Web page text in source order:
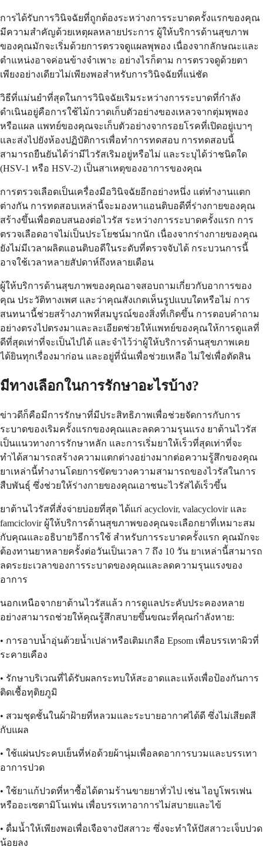
การได้รับการวินิจฉัยที่ถูกต้องระหว่างการระบาดครั้งแรกของคุณ
มีความสำคัญด้วยเหตุผลหลายประการ ผู้ให้บริการด้านสุขภาพ
ของคุณมักจะเริ่มด้วยการตรวจดูแผลพุพอง เนื่องจากลักษณะและ
ตำแหน่งอาจค่อนข้างจำเพาะ อย่างไรก็ตาม การตรวจดูด้วยตา
เพียงอย่างเดียวไม่เพียงพอสำหรับการวินิจฉัยที่แน่ชัด
วิธีที่แม่นยำที่สุดในการวินิจฉัยเริมระหว่างการระบาดที่กำลัง
ดำเนินอยู่คือการใช้ไม้กวาดเก็บตัวอย่างของเหลวจากตุ่มพุพอง
หรือแผล แพทย์ของคุณจะเก็บตัวอย่างจากรอยโรคที่เปิดอยู่เบาๆ
และส่งไปยังห้องปฏิบัติการเพื่อทำการทดสอบ การทดสอบนี้
สามารถยืนยันได้ว่ามีไวรัสเริมอยู่หรือไม่ และระบุได้ว่าชนิดใด
(HSV-1 หรือ HSV-2) เป็นสาเหตุของอาการของคุณ
การตรวจเลือดเป็นเครื่องมือวินิจฉัยอีกอย่างหนึ่ง แต่ทำงานแตก
ต่างกัน การทดสอบเหล่านี้จะมองหาแอนติบอดีที่ร่างกายของคุณ
สร้างขึ้นเพื่อตอบสนองต่อไวรัส ระหว่างการระบาดครั้งแรก การ
ตรวจเลือดอาจไม่เป็นประโยชน์มากนัก เนื่องจากร่างกายของคุณ
ยังไม่มีเวลาผลิตแอนติบอดีในระดับที่ตรวจจับได้ กระบวนการนี้
อาจใช้เวลาหลายสัปดาห์ถึงหลายเดือน
ผู้ให้บริการด้านสุขภาพของคุณอาจสอบถามเกี่ยวกับอาการของ
คุณ ประวัติทางเพศ และว่าคุณสังเกตเห็นรูปแบบใดหรือไม่ การ
สนทนานี้ช่วยสร้างภาพที่สมบูรณ์ของสิ่งที่เกิดขึ้น การตอบคำถาม
อย่างตรงไปตรงมาและละเอียดช่วยให้แพทย์ของคุณให้การดูแลที่
ดีที่สุดเท่าที่จะเป็นไปได้ และจำไว้ว่าผู้ให้บริการด้านสุขภาพเคย
ได้ยินทุกเรื่องมาก่อน และอยู่ที่นั่นเพื่อช่วยเหลือ ไม่ใช่เพื่อตัดสิน
มีทางเลือกในการรักษาอะไรบ้าง?
ข่าวดีก็คือมีการรักษาที่มีประสิทธิภาพเพื่อช่วยจัดการกับการ
ระบาดของเริมครั้งแรกของคุณและลดความรุนแรง ยาต้านไวรัส
เป็นแนวทางการรักษาหลัก และการเริ่มยาให้เร็วที่สุดเท่าที่จะ
ทำได้สามารถสร้างความแตกต่างอย่างมากต่อความรู้สึกของคุณ
ยาเหล่านี้ทำงานโดยการขัดขวางความสามารถของไวรัสในการ
สืบพันธุ์ ซึ่งช่วยให้ร่างกายของคุณเอาชนะไวรัสได้เร็วขึ้น
ยาต้านไวรัสที่สั่งจ่ายบ่อยที่สุด ได้แก่ acyclovir, valacyclovir และ
famciclovir ผู้ให้บริการด้านสุขภาพของคุณจะเลือกยาที่เหมาะสม
กับคุณและอธิบายวิธีการใช้ สำหรับการระบาดครั้งแรก คุณมักจะ
ต้องทานยาหลายครั้งต่อวันเป็นเวลา 7 ถึง 10 วัน ยาเหล่านี้สามารถ
ลดระยะเวลาของการระบาดของคุณและลดความรุนแรงของ
อาการ
นอกเหนือจากยาต้านไวรัสแล้ว การดูแลประคับประคองหลาย
อย่างสามารถช่วยให้คุณรู้สึกสบายขึ้นขณะที่คุณกำลังหาย:
• การอาบน้ำอุ่นด้วยน้ำเปล่าหรือเติมเกลือ Epsom เพื่อบรรเทาผิวที่
ระคายเคือง
• รักษาบริเวณที่ได้รับผลกระทบให้สะอาดและแห้งเพื่อป้องกันการ
ติดเชื้อทุติยภูมิ
• สวมชุดชั้นในผ้าฝ้ายที่หลวมและระบายอากาศได้ดี ซึ่งไม่เสียดสี
กับแผล
• ใช้แผ่นประคบเย็นที่ห่อด้วยผ้านุ่มเพื่อลดอาการบวมและบรรเทา
อาการปวด
• ใช้ยาแก้ปวดที่หาซื้อได้ตามร้านขายยาทั่วไป เช่น ไอบูโพรเฟน
หรืออะเซตามิโนเฟน เพื่อบรรเทาอาการไม่สบายและไข้
• ดื่มน้ำให้เพียงพอเพื่อเจือจางปัสสาวะ ซึ่งจะทำให้ปัสสาวะเจ็บปวด
น้อยลง